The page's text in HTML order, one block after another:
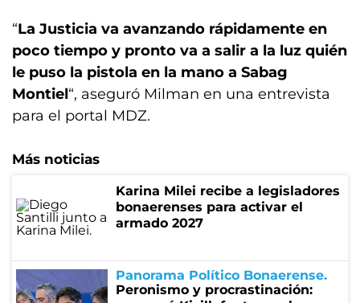
“La Justicia va avanzando rápidamente en
poco tiempo y pronto va a salir a la luz quién
le puso la pistola en la mano a Sabag
Montiel“, aseguró Milman en una entrevista
para el portal MDZ.
Más noticias
Karina Milei recibe a legisladores
bonaerenses para activar el
armado 2027
Panorama Político Bonaerense
Peronismo y procrastinación: